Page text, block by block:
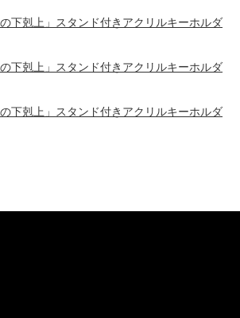
下剋上」スタンド付きアクリルキーホルダ
下剋上」スタンド付きアクリルキーホルダ
下剋上」スタンド付きアクリルキーホルダ